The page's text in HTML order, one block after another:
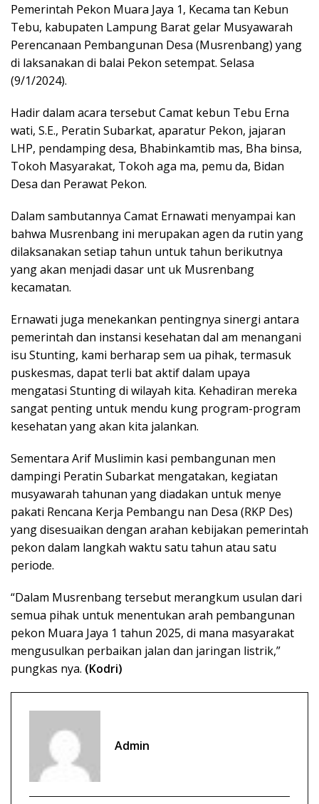
Pemerintah Pekon Muara Jaya 1, Kecama tan Kebun
Tebu, kabupaten Lampung Barat gelar Musyawarah
Perencanaan Pembangunan Desa (Musrenbang) yang
di laksanakan di balai Pekon setempat. Selasa
(9/1/2024).
Hadir dalam acara tersebut Camat kebun Tebu Erna
wati, S.E., Peratin Subarkat, aparatur Pekon, jajaran
LHP, pendamping desa, Bhabinkamtib mas, Bha binsa,
Tokoh Masyarakat, Tokoh aga ma, pemu da, Bidan
Desa dan Perawat Pekon.
Dalam sambutannya Camat Ernawati menyampai kan
bahwa Musrenbang ini merupakan agen da rutin yang
dilaksanakan setiap tahun untuk tahun berikutnya
yang akan menjadi dasar unt uk Musrenbang
kecamatan.
Ernawati juga menekankan pentingnya sinergi antara
pemerintah dan instansi kesehatan dal am menangani
isu Stunting, kami berharap sem ua pihak, termasuk
puskesmas, dapat terli bat aktif dalam upaya
mengatasi Stunting di wilayah kita. Kehadiran mereka
sangat penting untuk mendu kung program-program
kesehatan yang akan kita jalankan.
Sementara Arif Muslimin kasi pembangunan men
dampingi Peratin Subarkat mengatakan, kegiatan
musyawarah tahunan yang diadakan untuk menye
pakati Rencana Kerja Pembangu nan Desa (RKP Des)
yang disesuaikan dengan arahan kebijakan pemerintah
pekon dalam langkah waktu satu tahun atau satu
periode.
“Dalam Musrenbang tersebut merangkum usulan dari
semua pihak untuk menentukan arah pembangunan
pekon Muara Jaya 1 tahun 2025, di mana masyarakat
mengusulkan perbaikan jalan dan jaringan listrik,”
pungkas nya. (Kodri)
Admin